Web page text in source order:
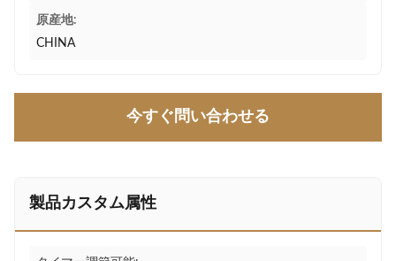
原産地:
CHINA
今すぐ問い合わせる
製品カスタム属性